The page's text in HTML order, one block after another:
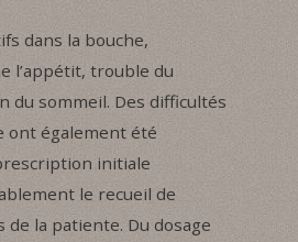
dans la bouche,
l’appétit, trouble du
du sommeil. Des difficultés
ont également été
initiale
le recueil de
de la patiente. Du dosage